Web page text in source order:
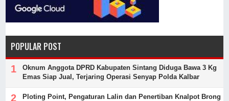
POPULAR POST
Oknum Anggota DPRD Kabupaten Sintang Diduga Bawa 3 Kg
Emas Siap Jual, Terjaring Operasi Senyap Polda Kalbar
Ploting Point, Pengaturan Lalin dan Penertiban Knalpot Brong